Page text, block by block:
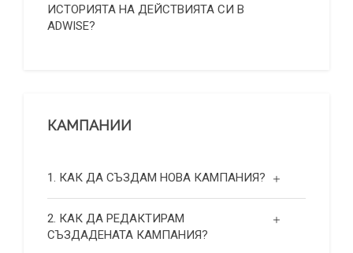
ИСТОРИЯТА НА ДЕЙСТВИЯТА СИ В
ADWISE?
КАМПАНИИ
1. КАК ДА СЪЗДАМ НОВА КАМПАНИЯ?
2. КАК ДА РЕДАКТИРАМ
СЪЗДАДЕНАТА КАМПАНИЯ?